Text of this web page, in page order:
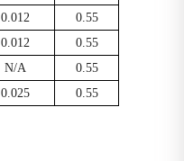
0.012
0.55
0.012
0.55
N/A
0.55
0.025 0.55